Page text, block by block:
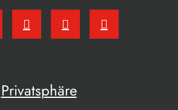
Privatsphäre